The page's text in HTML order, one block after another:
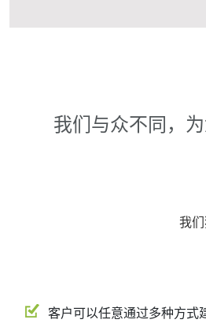
我们与众不同，
我
客户可以任意通过多种方式